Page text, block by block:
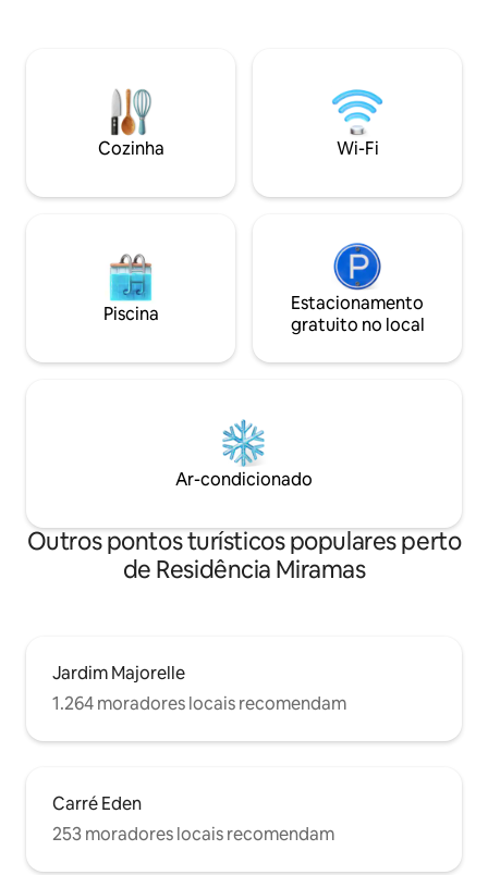
restaurantes e de lojas. 🔐 Residência
confortável em Marraquexe ✨
Cozinha Wi-Fi
Piscina
Estacionamento
gratuito no local
Ar-condicionado
Outros pontos turísticos populares perto
de Residência Miramas
Jardim Majorelle
1.264 moradores locais recomendam
Carré Eden
253 moradores locais recomendam